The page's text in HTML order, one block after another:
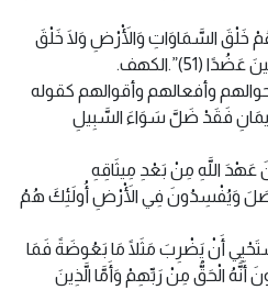
خَلْقَ السَّمَاوَاتِ وَالْأَرْضِ وَلَا خَلْقَ
وأفعالهم وأقوالهم كقوله
فَقَدْ ضَلَّ سَوَاءَ السَّبِيلِ
عَهْدَ اللَّهِ مِنْ بَعْدِ مِيثَاقِهِ
وَيُفْسِدُونَ فِي الْأَرْضِ أُولَئِكَ هُمُ
أَنْ يَضْرِبَ مَثَلًا مَا بَعُوضَةً فَمَا
أَنَّهُ الْحَقُّ مِنْ رَبِّهِمْ وَأَمَّا الَّذِينَ